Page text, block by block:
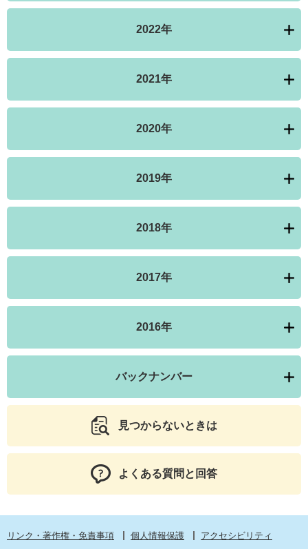
2022年
2021年
2020年
2019年
2018年
2017年
2016年
バックナンバー
見つからないときは
よくある質問と回答
リンク・著作権・免責事項 個人情報保護
アクセシビリティ